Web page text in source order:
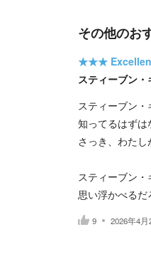
その他のお
★★★
スティーブン・
スティーブン
知ってるはずは
さっき、わたし
スティーブン
思い浮かべる
9 2026年4月